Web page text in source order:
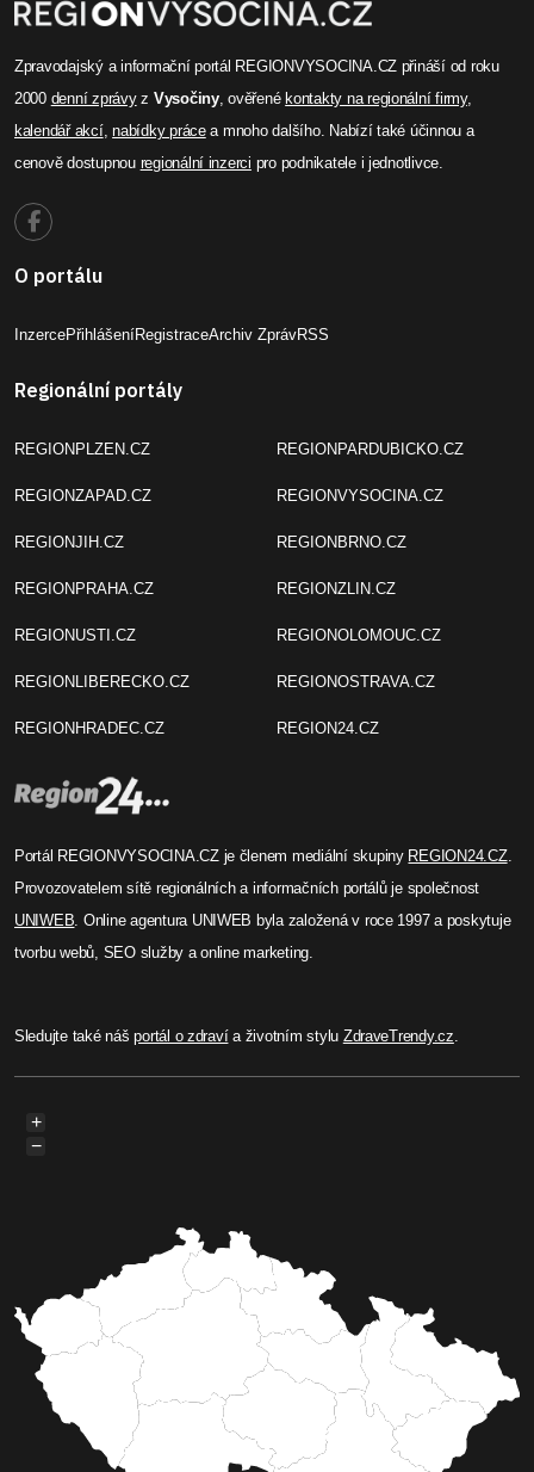
Zpravodajský a informační portál REGIONVYSOCINA.CZ přináší od roku
2000 denní zprávyz Vysočiny, ověřené kontakty na regionální firmy,
kalendář akcí,nabídky prácea mnoho dalšího. Nabízí také účinnou a
cenově dostupnou regionální inzerci pro podnikatele i jednotlivce.
O portálu
InzercePřihlášeníRegistraceArchiv ZprávRSS
Regionální portály
REGIONPLZEN.CZ
REGIONZAPAD.CZ
REGIONJIH.CZ
REGIONPRAHA.CZ
REGIONUSTI.CZ
REGIONLIBERECKO.CZ
REGIONHRADEC.CZ
REGIONPARDUBICKO.CZ
REGIONVYSOCINA.CZ
REGIONBRNO.CZ
REGIONZLIN.CZ
REGIONOLOMOUC.CZ
REGIONOSTRAVA.CZ
REGION24.CZ
Portál REGIONVYSOCINA.CZ je členem mediální skupiny REGION24.CZ.
Provozovatelem sítě regionálních a informačních portálů je společnost
UNIWEB. Online agentura UNIWEB byla založená v roce 1997 a poskytuje
tvorbu webů, SEO služby a online marketing.
Sledujte také nášportál o zdravía životním stylu ZdraveTrendy.cz.
+
−